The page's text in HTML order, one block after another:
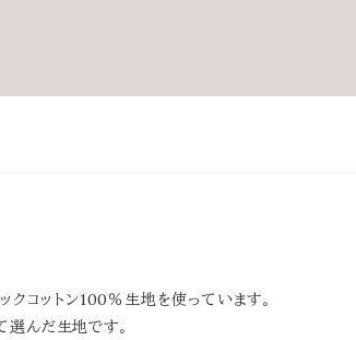
クコットン100％生地を使っています。
選んだ生地です。